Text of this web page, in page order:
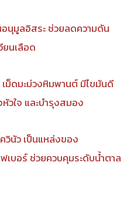
นุมูลอิสระ ช่วยลดความดัน
ยนเลือด
ม็ดมะม่วงหิมพานต์ มีไขมันดี
วใจ และบำรุงสมอง
วินัว เป็นแหล่งของ
เบอร์ ช่วยควบคุมระดับน้ำตาล